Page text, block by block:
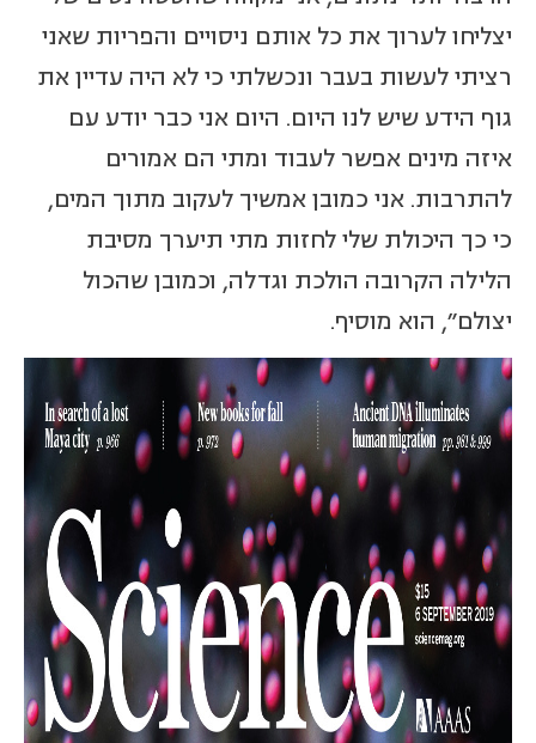
יצליחו לערוך את כל אותם ניסויים והפריות שאני
רציתי לעשות בעבר ונכשלתי כי לא היה עדיין את
גוף הידע שיש לנו היום. היום אני כבר יודע עם
איזה מינים אפשר לעבוד ומתי הם אמורים
להתרבות. אני כמובן אמשיך לעקוב מתוך המים,
כי כך היכולת שלי לחזות מתי תיערך מסיבת
הלילה הקרובה הולכת וגדלה, וכמובן שהכול
יצולם", הוא מוסיף.